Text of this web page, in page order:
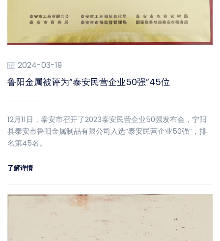
2024-03-19
鲁阳金属被评为“泰安民营企业50强”45位
12月11日，泰安市召开了2023泰安民营企业50强发布会，宁阳
县泰安市鲁阳金属制品有限公司入选“泰安民营企业50强”，排
名第45名。
了解详情